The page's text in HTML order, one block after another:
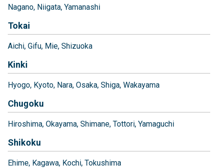
Nagano Niigata Yamanashi
Tokai
Aichi Gifu Mie Shizuoka
Kinki
Hyogo Kyoto Nara Osaka Shiga Wakayama
Chugoku
Hiroshima Okayama Shimane Tottori Yamaguchi
Shikoku
Ehime Kagawa Kochi Tokushima